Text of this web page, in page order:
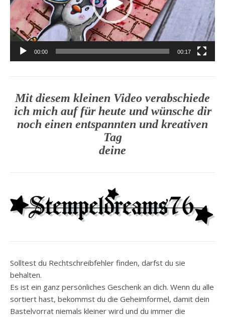
00:00 00:17
Mit diesem kleinen Video verabschiede
ich mich auf für heute und wünsche dir
noch einen entspannten und kreativen
Tag
deine
Solltest du Rechtschreibfehler finden, darfst du sie
behalten.
Es ist ein ganz persönliches Geschenk an dich. Wenn du alle
sortiert hast, bekommst du die Geheimformel, damit dein
Bastelvorrat niemals kleiner wird und du immer die